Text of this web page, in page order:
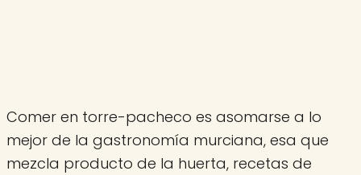
Comer en torre-pacheco es asomarse a lo
mejor de la gastronomía murciana, esa que
mezcla producto de la huerta, recetas de